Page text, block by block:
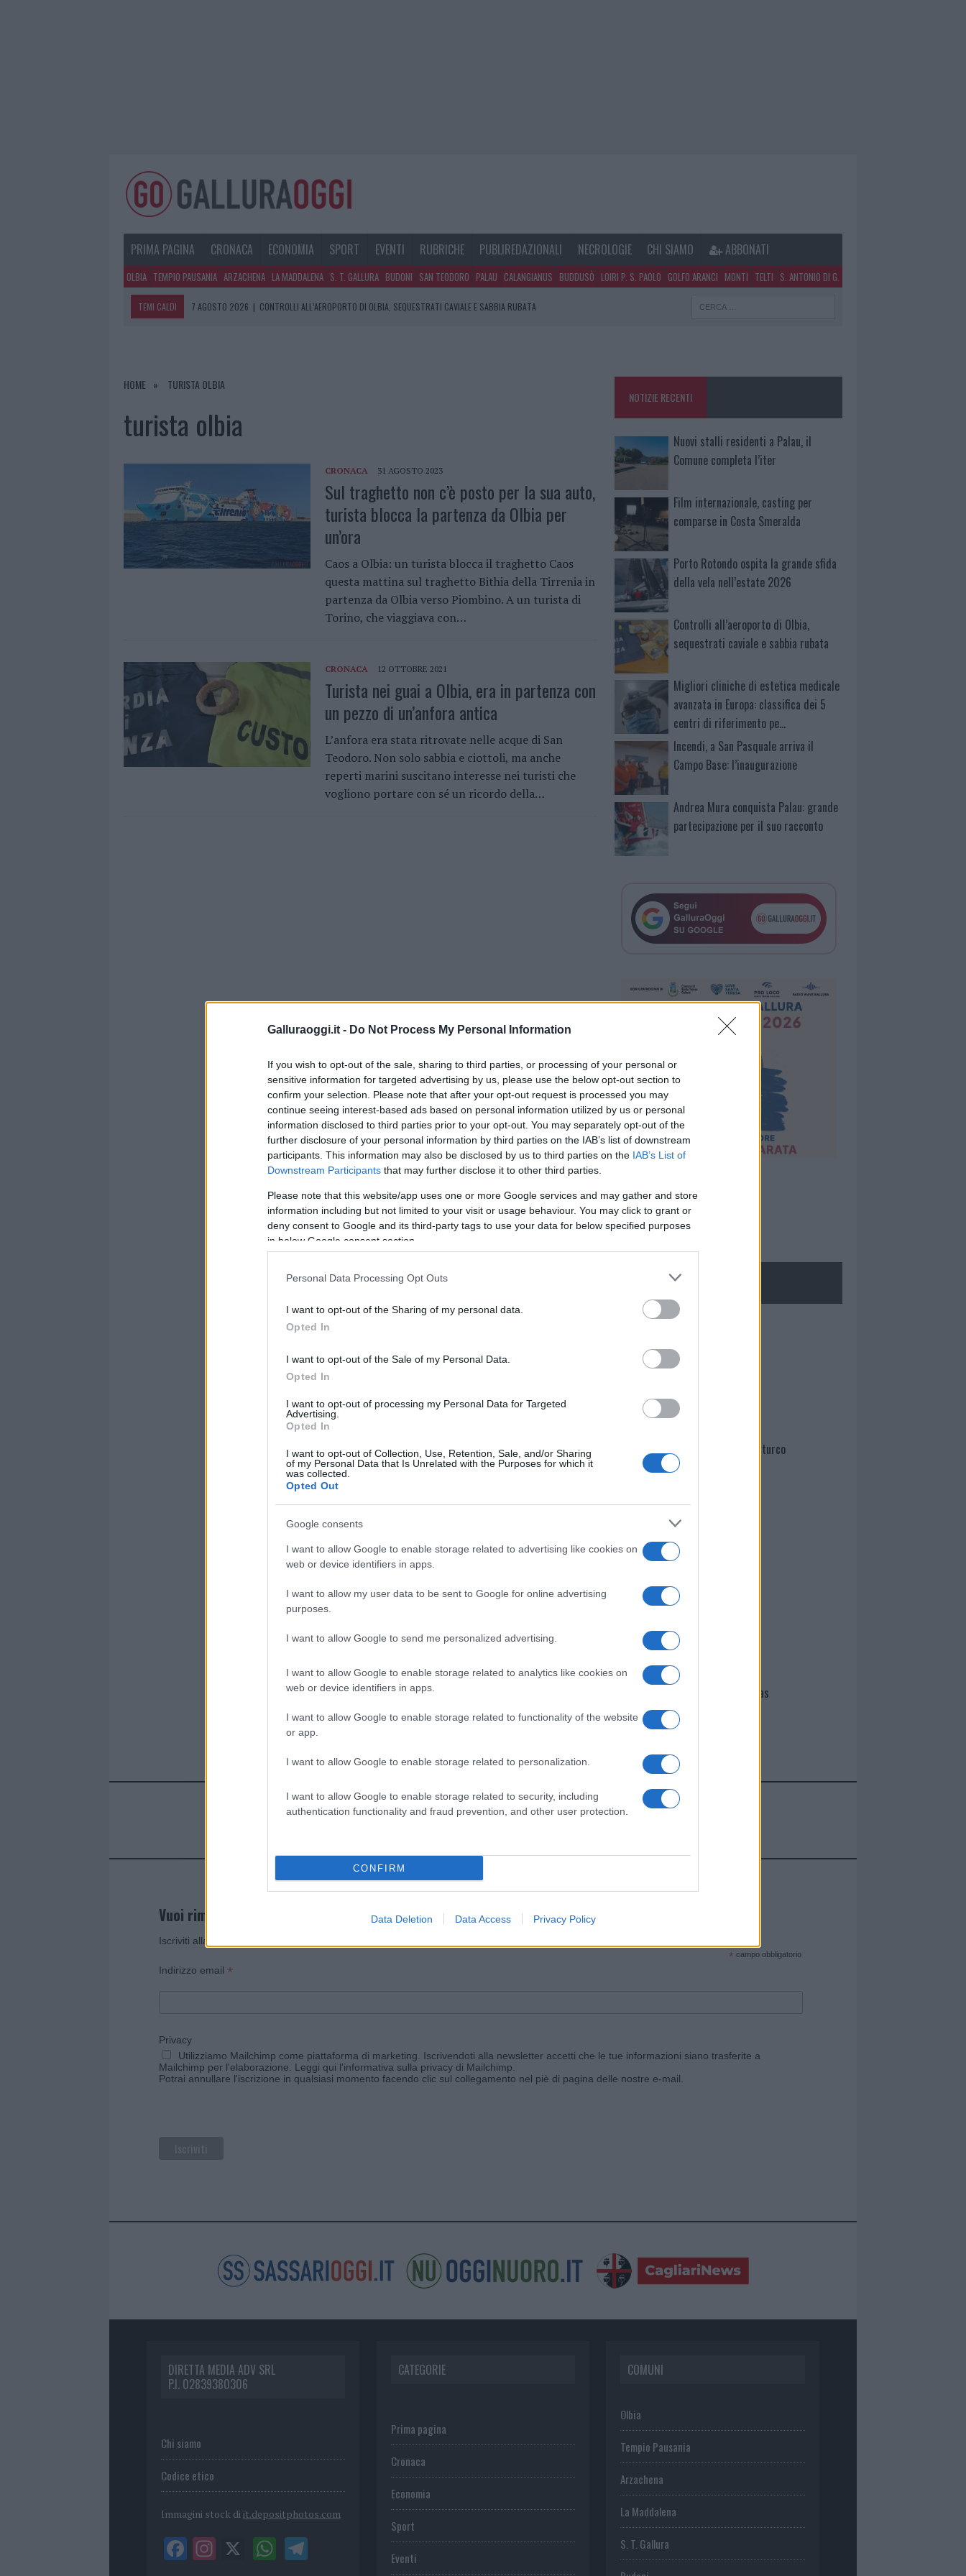
Galluraoggi.it - Do Not Process My Personal Information
If you wish to opt-out of the sale, sharing to third parties, or processing of your personal or
sensitive information for targeted advertising by us, please use the below opt-out section to
confirm your selection. Please note that after your opt-out request is processed you may
continue seeing interest-based ads based on personal information utilized by us or personal
information disclosed to third parties prior to your opt-out. You may separately opt-out of the
further disclosure of your personal information by third parties on the IAB’s list of downstream
participants. This information may also be disclosed by us to third parties on the IAB’s List of
Downstream Participants that may further disclose it to other third parties.
Please note that this website/app uses one or more Google services and may gather and store
information including but not limited to your visit or usage behaviour. You may click to grant or
deny consent to Google and its third-party tags to use your data for below specified purposes
in below Google consent section.
Personal Data Processing Opt Outs
I want to opt-out of the Sharing of my personal data.
Opted In
I want to opt-out of the Sale of my Personal Data.
Opted In
I want to opt-out of processing my Personal Data for Targeted
Advertising.
Opted In
I want to opt-out of Collection, Use, Retention, Sale, and/or Sharing
of my Personal Data that Is Unrelated with the Purposes for which it
was collected.
Opted Out
Google consents
I want to allow Google to enable storage related to advertising like cookies on
web or device identifiers in apps.
I want to allow my user data to be sent to Google for online advertising
purposes.
I want to allow Google to send me personalized advertising.
I want to allow Google to enable storage related to analytics like cookies on
web or device identifiers in apps.
I want to allow Google to enable storage related to functionality of the website
or app.
I want to allow Google to enable storage related to personalization.
I want to allow Google to enable storage related to security, including
authentication functionality and fraud prevention, and other user protection.
CONFIRM
Data Deletion Data Access Privacy Policy
PRIMA PAGINA CRONACA ECONOMIA SPORT EVENTI RUBRICHE PUBLIREDAZIONALI NECROLOGIE CHI SIAMO ABBONATI
OLBIA TEMPIO PAUSANIA ARZACHENA LA MADDALENA S. T. GALLURA BUDONI SAN TEODORO PALAU CALANGIANUS BUDDUSÒ LOIRI P. S. PAOLO GOLFO ARANCI MONTI TELTI S. ANTONIO DI G.
TEMI CALDI 7 AGOSTO 2026 | CONTROLLI ALL’AEROPORTO DI OLBIA, SEQUESTRATI CAVIALE E SABBIA RUBATA
7 AGOSTO 2026
| PORTO ROTONDO OSPITA LA GRANDE SFIDA DELLA VELA NELL’ESTATE 2026
HOME TURISTA OLBIA
turista olbia
CRONACA 31 AGOSTO 2023
Sul traghetto non c’è posto per la sua auto,
turista blocca la partenza da Olbia per
un’ora
Caos a Olbia: un turista blocca il traghetto Caos
questa mattina sul traghetto Bithia della Tirrenia in
partenza da Olbia verso Piombino. A un turista di
Torino, che viaggiava con…
CRONACA 12 OTTOBRE 2021
Turista nei guai a Olbia, era in partenza con
un pezzo di un’anfora antica
L’anfora era stata ritrovate nelle acque di San
Teodoro. Non solo sabbia e ciottoli, ma anche
reperti marini suscitano interesse nei turisti che
vogliono portare con sé un ricordo della…
NOTIZIE RECENTI
Nuovi stalli residenti a Palau, il
Comune completa l’iter
Film internazionale, casting per
comparse in Costa Smeralda
Porto Rotondo ospita la grande sfida
della vela nell’estate 2026
Controlli all’aeroporto di Olbia,
sequestrati caviale e sabbia rubata
Migliori cliniche di estetica medicale
avanzata in Europa: classifica dei 5
centri di riferimento pe…
Incendi, a San Pasquale arriva il
Campo Base: l’inaugurazione
Andrea Mura conquista Palau: grande
partecipazione per il suo racconto
NECROLOGIE
Martina Agostina Diturco
I nostri cari
I nostri cari
Giovannimaria Cabras
Invia un Comunicato Stampa|Pubblicità|Segnala
Vuoi rimanere sempre aggiornato?
Iscriviti alla newsletter di Gallura Oggi e ricevi le nostre email periodiche contenenti le ultime notizie pubblicate sul sito web!
* campo obbligatorio
Indirizzo email *
Privacy
Utilizziamo Mailchimp come piattaforma di marketing. Iscrivendoti alla newsletter accetti che le tue informazioni siano trasferite a
Mailchimp per l'elaborazione. Leggi qui l'informativa sulla privacy di Mailchimp
Potrai annullare l'iscrizione in qualsiasi momento facendo clic sul collegamento nel piè di pagina delle nostre e-mail.
DIRETTA MEDIA ADV SRL
P.I. 02839380306
Chi siamo
Codice etico
Immagini stock di it.depositphotos.com
CATEGORIE
Prima pagina
Cronaca
Economia
Sport
Eventi
COMUNI
Olbia
Tempio Pausania
Arzachena
La Maddalena
S. T. Gallura